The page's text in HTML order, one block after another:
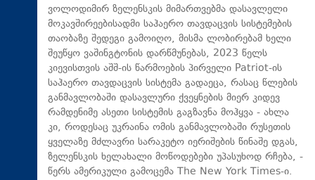
ვოლოდიმირ ზელენსკის მიმართვებმა დასავლელი
მოკავშირეებისადმი საჰაერო თავდაცვის სისტემების
თაობაზე შედეგი გამოიღო, მისმა ლობირებამ ხელი
შეუწყო ვაშინგტონის დარწმუნებას, 2023 წელს
კიევისთვის აშშ-ის წარმოების პირველი Patriot-ის
საჰაერო თავდაცვის სისტემა გადაეცა, რასაც წლების
განმავლობაში დასავლური ქვეყნების მიერ კიდევ
რამდენიმე ასეთი სისტემის გაგზავნა მოჰყვა - ახლა
კი, როდესაც უკრაინა ომის განმავლობაში რუსეთის
ყველაზე მძლავრი სარაკეტო იერიშების წინაშე დგას,
ზელენსკის ხელახალი მოწოდებები უპასუხოდ რჩება, -
წერს ამერიკული გამოცემა The New York Times-ი.